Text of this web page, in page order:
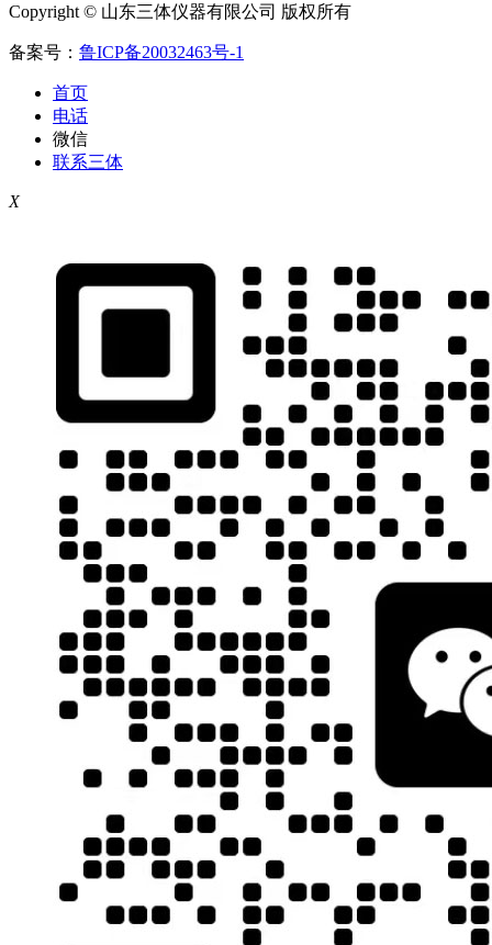
Copyright © 山东三体仪器有限公司 版权所有
备案号： 鲁ICP备20032463号-1
首页
电话
微信
联系三体
X